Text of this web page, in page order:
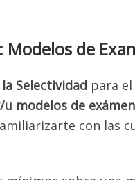
de
Selectividad para
u modelos de
con las